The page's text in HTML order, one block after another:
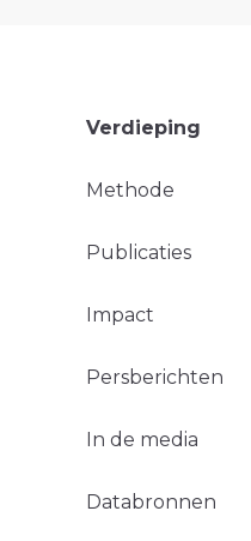
Verdieping
Methode
Publicaties
Impact
Persberichten
In de media
Databronnen